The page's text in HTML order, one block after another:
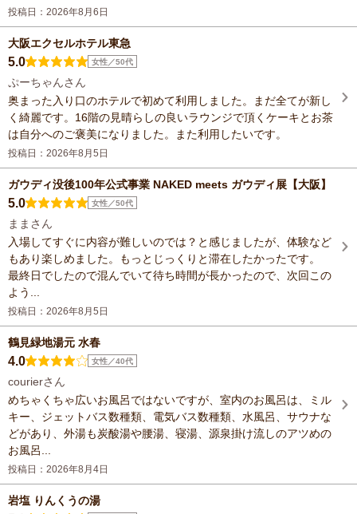
投稿日：2026年8月6日
大阪エクセルホテル東急
5.0 女性／50代
ぷーちゃんさん
奥まった入り口のホテルで初めて利用しました。まだ全てが新し
く綺麗です。16階の見晴らしの良いラウンジで頂くケーキとお茶
は自分へのご褒美になりました。また利用したいです。
投稿日：2026年8月5日
ガウディ没後100年公式事業 NAKED meets ガウディ展【大阪】
5.0 女性／50代
ままさん
入場してすぐに内容が難しいのでは？と感じましたが、体験など
もあり楽しめました。もっとじっくりと滞在したかったです。
最終日でしたので混んでいて待ち時間が長かったので、次回この
よう...
投稿日：2026年8月5日
鶴見緑地湯元 水春
4.0 女性／40代
courierさん
めちゃくちゃ広いお風呂ではないですが、室内のお風呂は、ミル
キー、ジェットバス数種類、電気バス数種類、水風呂、サウナな
どがあり、外湯も炭酸湯や腰湯、寝湯、源泉掛け流しのアツめの
お風呂...
投稿日：2026年8月4日
岩塩 りんくうの湯